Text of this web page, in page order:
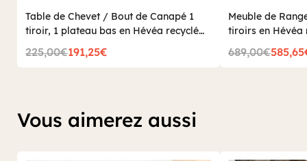
Table de Chevet / Bout de Canapé 1
tiroir, 1 plateau bas en Hévéa recyclé
coloré et métal 35x35x55cm LOFT
COLORS
225,00€191,25€
Meuble de
tiroirs en Hévéa
76x35x83cm
689,00€
Vous aimerez aussi